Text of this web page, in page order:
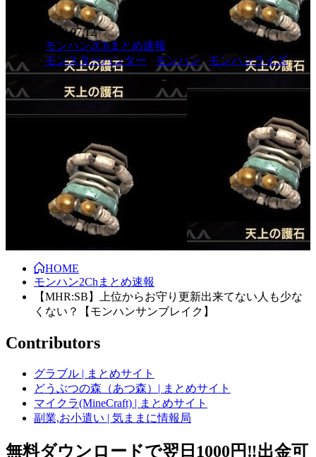
2022.07.12
モンハン2Chまとめ速報
モンスターハンター
モンハン , モンハンライズ
HOME
モンハン2Chまとめ速報
【MHR:SB】上位からお守り更新出来てない人も少な
くない？【モンハンサンブレイク】
Contributors
グラブル | まとめサイト
どうぶつの森（あつ森）| まとめサイト
マイクラ(MineCraft) | まとめサイト
副業,お小遣い | 気ままに情報局
無料ダウンロードで翌日1000円‼️出金可